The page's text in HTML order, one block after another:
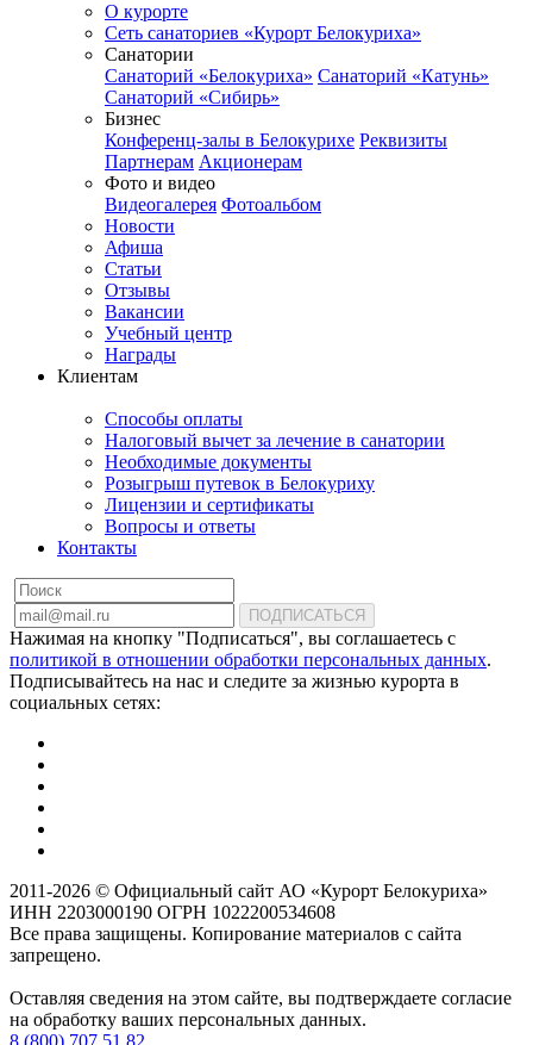
О курорте
Сеть санаториев «Курорт Белокуриха»
Санатории
Санаторий «Белокуриха» Санаторий «Катунь»
Санаторий «Сибирь»
Бизнес
Конференц-залы в Белокурихе Реквизиты
Партнерам Акционерам
Фото и видео
Видеогалерея Фотоальбом
Новости
Афиша
Статьи
Отзывы
Вакансии
Учебный центр
Награды
Клиентам
Способы оплаты
Налоговый вычет за лечение в санатории
Необходимые документы
Розыгрыш путевок в Белокуриху
Лицензии и сертификаты
Вопросы и ответы
Контакты
ПОДПИСАТЬСЯ
Нажимая на кнопку "Подписаться", вы соглашаетесь с
политикой в отношении обработки персональных данных.
Подписывайтесь на нас и следите за жизнью курорта в
социальных сетях:
2011-2026 © Официальный сайт АО «Курорт Белокуриха»
ИНН 2203000190 ОГРН 1022200534608
Все права защищены. Копирование материалов с сайта
запрещено.
Оставляя сведения на этом сайте, вы подтверждаете согласие
на обработку ваших персональных данных.